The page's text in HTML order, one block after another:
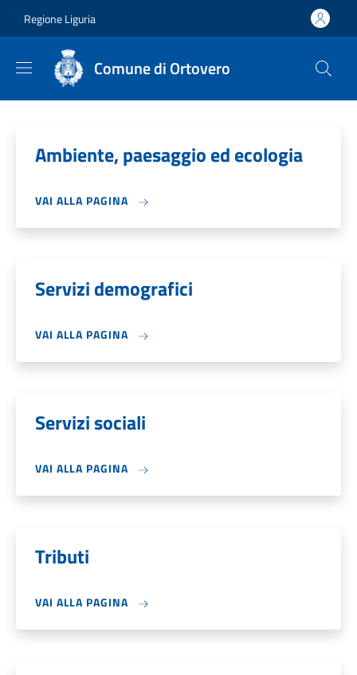
Regione Liguria
Comune di Ortovero
Ambiente, paesaggio ed ecologia
VAI ALLA PAGINA
Servizi demografici
VAI ALLA PAGINA
Servizi sociali
VAI ALLA PAGINA
Tributi
VAI ALLA PAGINA